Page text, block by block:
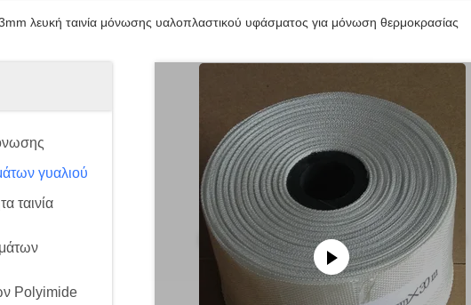
λευκή ταινία μόνωσης υαλοπλαστικού υφάσματος για μόνωση θερμοκρασίας
γυαλιού
ταινία
Polyimide